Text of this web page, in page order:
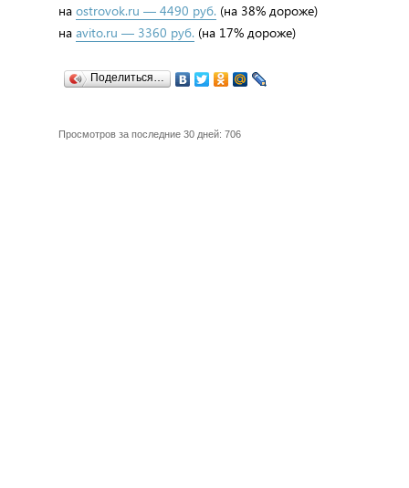
на ostrovok.ru — 4490 руб. (на 38% дороже)
на avito.ru — 3360 руб. (на 17% дороже)
Поделиться…
Просмотров за последние 30 дней: 706